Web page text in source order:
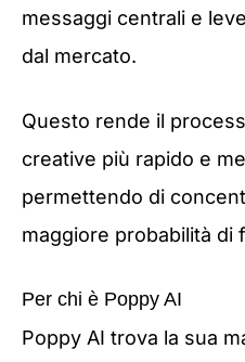
messaggi centrali e
dal mercato.
Questo rende il
creative più rapido e
permettendo di
maggiore probabilità di
Per chi è Poppy AI
Poppy AI trova la sua